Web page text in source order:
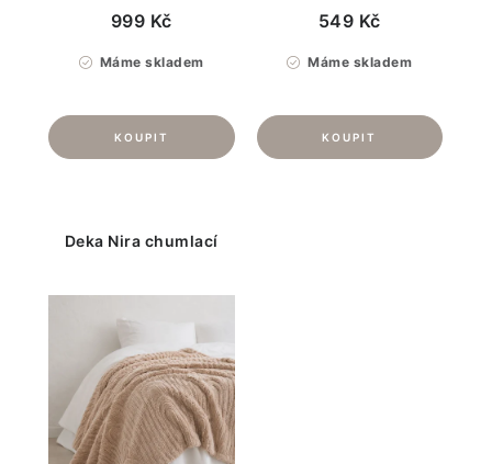
Máme skladem
999 Kč
Máme skladem
549 Kč
Deka Nira chumlací